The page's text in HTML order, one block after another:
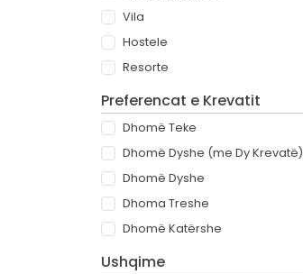
Vila
Hostele
Resorte
Preferencat e Krevatit
Dhomë Teke
Dhomë Dyshe (me Dy Krevatë)
Dhomë Dyshe
Dhoma Treshe
Dhomë Katërshe
Ushqime